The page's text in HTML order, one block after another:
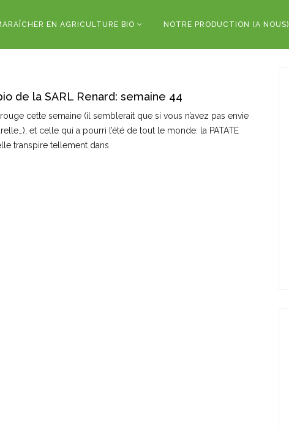
EN AGRICULTURE BIO NOTRE PRODUCTION (A NOUS)
de la SARL Renard: semaine 44
cette semaine (il semblerait que si vous n’avez pas envie
et celle qui a pourri l’été de tout le monde: la PATATE
transpire tellement dans